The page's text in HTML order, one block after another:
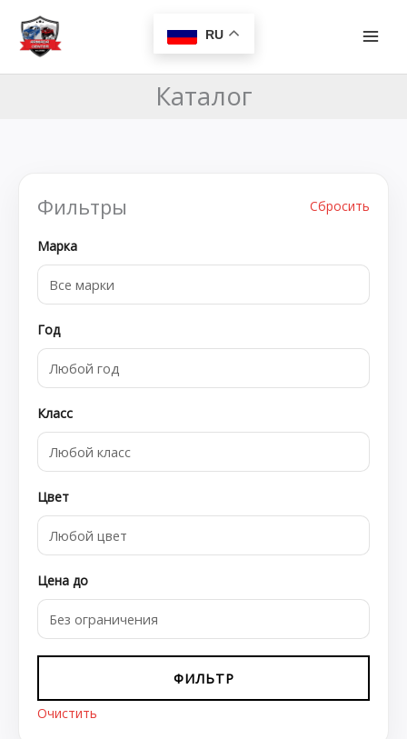
Перейти
содержимому
RU
Каталог
Фильтры Сбросить
Марка
Год
Класс
Цвет
Цена до
ФИЛЬТР
Очистить